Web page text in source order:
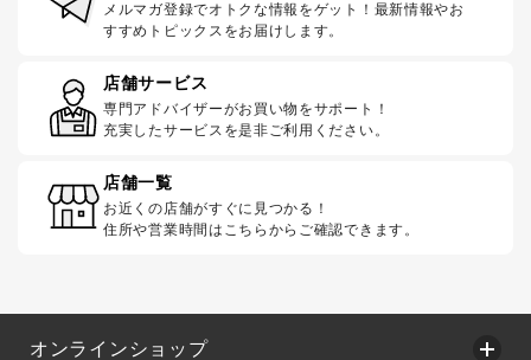
メルマガ登録でオトクな情報をゲット！最新情報やお
すすめトピックスをお届けします。
店舗サービス
専門アドバイザーがお買い物をサポート！
充実したサービスを是非ご利用ください。
店舗一覧
お近くの店舗がすぐに見つかる！
住所や営業時間はこちらからご確認できます。
オンラインショップ